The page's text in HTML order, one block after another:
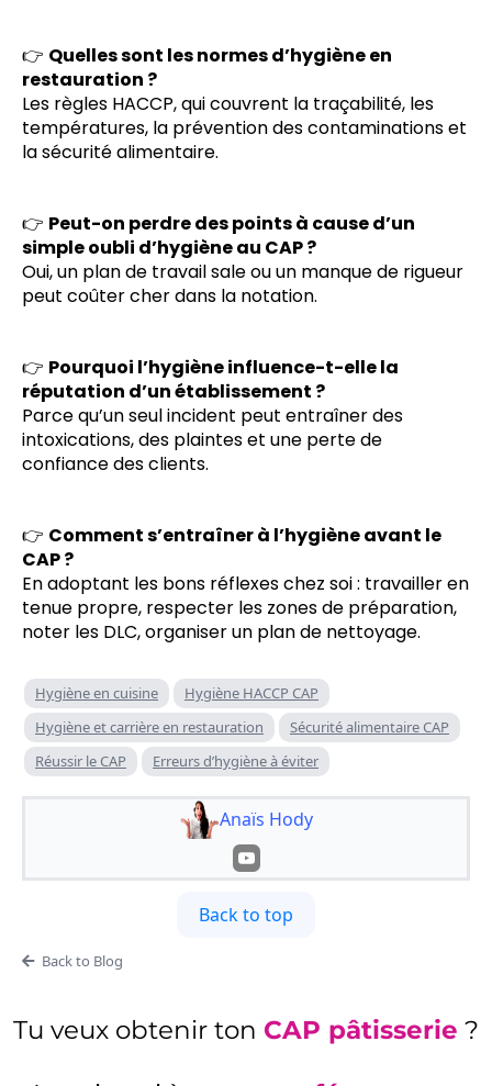
👉 Quelles sont les normes d’hygiène en
restauration ?
Les règles HACCP, qui couvrent la traçabilité, les
températures, la prévention des contaminations et
la sécurité alimentaire.
👉 Peut-on perdre des points à cause d’un
simple oubli d’hygiène au CAP ?
Oui, un plan de travail sale ou un manque de rigueur
peut coûter cher dans la notation.
👉 Pourquoi l’hygiène influence-t-elle la
réputation d’un établissement ?
Parce qu’un seul incident peut entraîner des
intoxications, des plaintes et une perte de
confiance des clients.
👉 Comment s’entraîner à l’hygiène avant le
CAP ?
En adoptant les bons réflexes chez soi : travailler en
tenue propre, respecter les zones de préparation,
noter les DLC, organiser un plan de nettoyage.
Hygiène en cuisine
Hygiène HACCP CAP
Hygiène et carrière en restauration
Sécurité alimentaire CAP
Réussir le CAP
Erreurs d’hygiène à éviter
Anaïs Hody
Back to top
Back to Blog
Tu veux obtenir ton CAP pâtisserie ?